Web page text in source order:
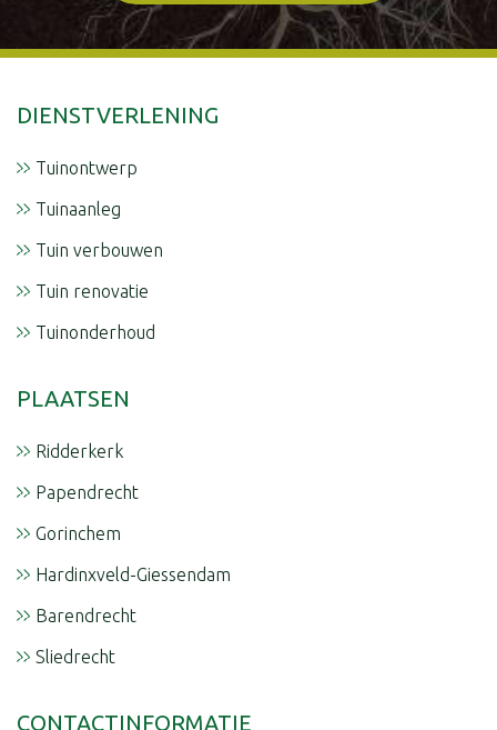
DIENSTVERLENING
Tuinontwerp
Tuinaanleg
Tuin verbouwen
Tuin renovatie
Tuinonderhoud
PLAATSEN
Ridderkerk
Papendrecht
Gorinchem
Hardinxveld-Giessendam
Barendrecht
Sliedrecht
CONTACTINFORMATIE